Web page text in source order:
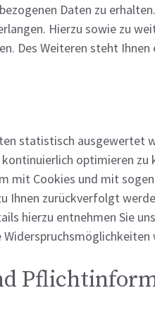
Daten zu
Hierzu sowie zu
Des Weiteren steht
statistisch ausgewertet
optimieren
mit Cookies und mit
Ihnen zurückverfolgt
hierzu entnehmen Sie